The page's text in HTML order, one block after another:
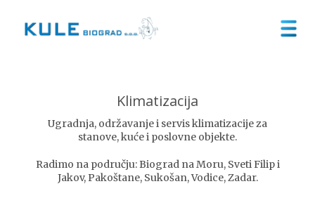
Klimatizacija
Ugradnja, održavanje i servis klimatizacije za
stanove, kuće i poslovne objekte.
Radimo na području: Biograd na Moru, Sveti Filip i
Jakov, Pakoštane, Sukošan, Vodice, Zadar.